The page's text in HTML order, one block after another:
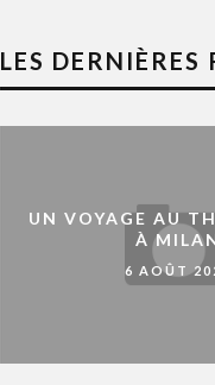
LES DERNIÈRES
UN VOYAGE AU
À
6 AOÛT